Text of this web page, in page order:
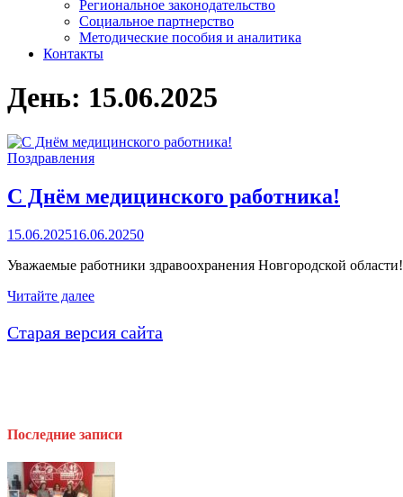
Региональное законодательство
Социальное партнерство
Методические пособия и аналитика
Контакты
День: 15.06.2025
Поздравления
С Днём медицинского работника!
15.06.202516.06.20250
Уважаемые работники здравоохранения Новгородской
С
медицинского
работника!
Читайте далее
Старая версия сайта
Последние записи